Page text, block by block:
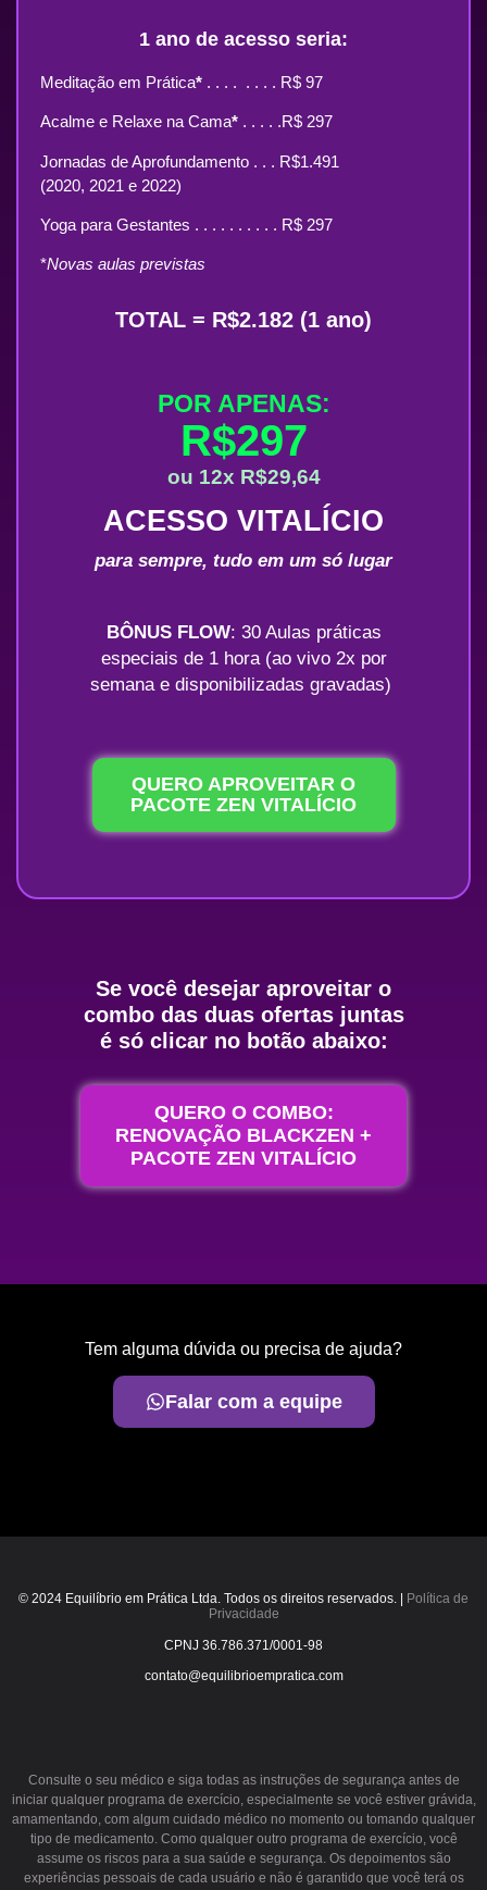
1 ano de acesso seria:
Meditação em Prática* . . . . . . . . R$ 97
Acalme e Relaxe na Cama* . . . . .R$ 297
Jornadas de Aprofundamento . . . R$1.491
(2020, 2021 e 2022)
Yoga para Gestantes . . . . . . . . . . R$ 297
*Novas aulas previstas
TOTAL = R$2.182 (1 ano)
POR APENAS:
R$297
ou 12x R$29,64
ACESSO VITALÍCIO
para sempre, tudo em um só lugar
BÔNUS FLOW: 30 Aulas práticas
especiais de 1 hora (ao vivo 2x por
semana e disponibilizadas gravadas)
QUERO APROVEITAR O
PACOTE ZEN VITALÍCIO
Se você desejar aproveitar o
combo das duas ofertas juntas
é só clicar no botão abaixo:
QUERO O COMBO:
RENOVAÇÃO BLACKZEN +
PACOTE ZEN VITALÍCIO
Tem alguma dúvida ou precisa de ajuda?
Falar com a equipe
© 2024 Equilíbrio em Prática Ltda. Todos os direitos reservados. |
Política de
Privacidade
CPNJ 36.786.371/0001-98
contato@equilibrioempratica.com
Consulte o seu médico e siga todas as instruções de segurança antes de
iniciar qualquer programa de exercício, especialmente se você estiver grávida,
amamentando, com algum cuidado médico no momento ou tomando qualquer
tipo de medicamento. Como qualquer outro programa de exercício, você
assume os riscos para a sua saúde e segurança. Os depoimentos são
experiências pessoais de cada usuário e não é garantido que você terá os